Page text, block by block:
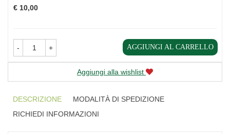
€ 10,00
- + AGGIUNGI AL CARRELLO
Aggiungi alla wishlist
DESCRIZIONE
MODALITÀ DI SPEDIZIONE
RICHIEDI INFORMAZIONI